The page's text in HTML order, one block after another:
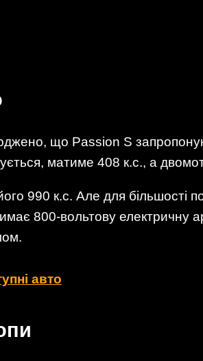
що Passion S
матиме 408 к.с., а
990 к.с. Але для більшості
800-вольтову електричну
авто